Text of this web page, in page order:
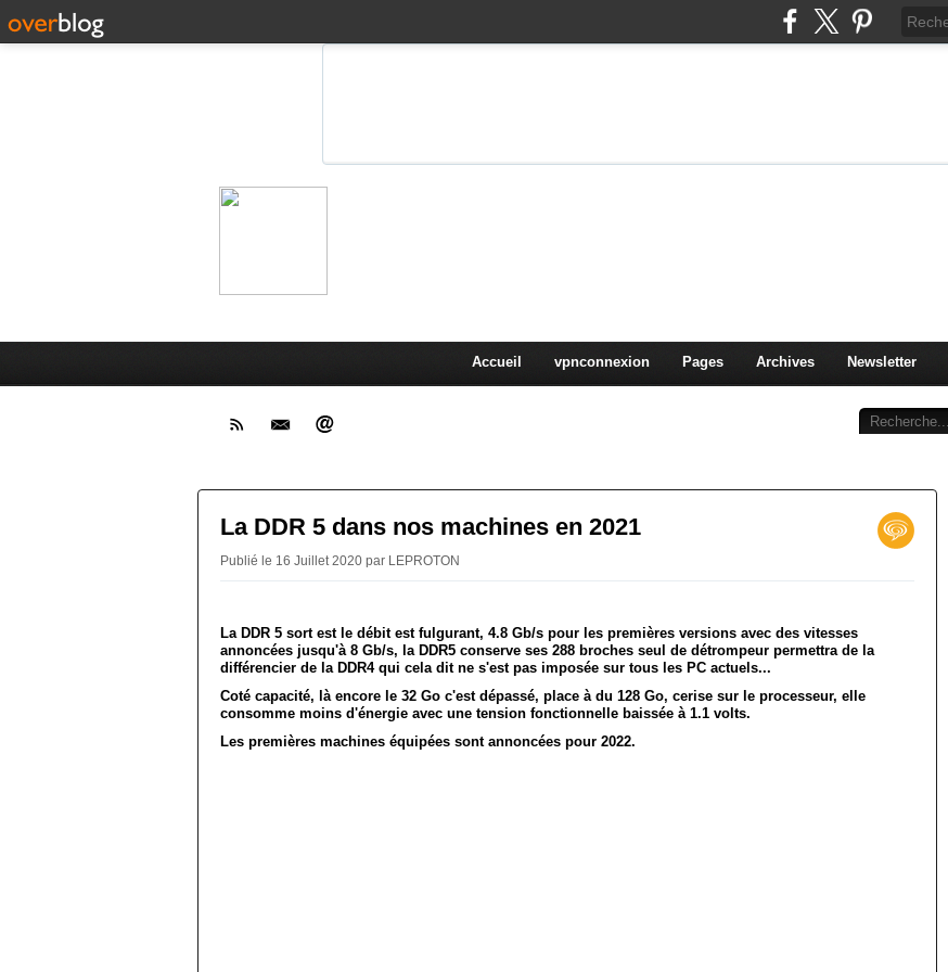
Accueil vpnconnexion Pages Archives Newsletter
La DDR 5 dans nos machines en 2021
Publié le 16 Juillet 2020 par LEPROTON
La DDR 5 sort est le débit est fulgurant, 4.8 Gb/s pour les premières versions avec des vitesses
annoncées jusqu'à 8 Gb/s, la DDR5 conserve ses 288 broches seul de détrompeur permettra de la
différencier de la DDR4 qui cela dit ne s'est pas imposée sur tous les PC actuels...
Coté capacité, là encore le 32 Go c'est dépassé, place à du 128 Go, cerise sur le processeur, elle
consomme moins d'énergie avec une tension fonctionnelle baissée à 1.1 volts.
Les premières machines équipées sont annoncées pour 2022.